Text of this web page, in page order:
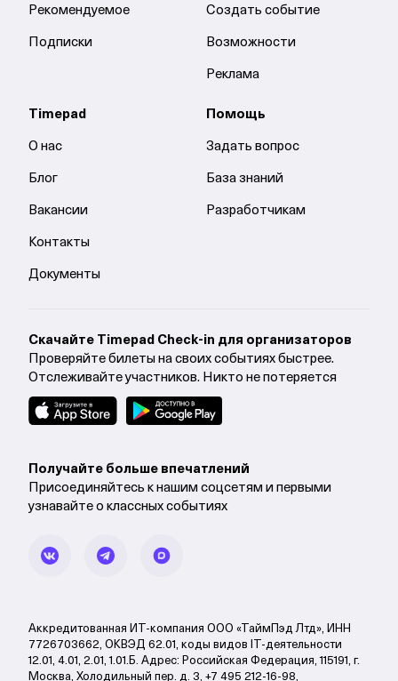
Рекомендуемое
Подписки
Создать событие
Возможности
Реклама
Timepad
О нас
Блог
Вакансии
Контакты
Документы
Помощь
Задать вопрос
База знаний
Разработчикам
Cкачайте Timepad Check-in для организаторов
Проверяйте билеты на своих событиях быстрее.
Отслеживайте участников. Никто не потеряется
Получайте больше впечатлений
Присоединяйтесь к нашим соцсетям и первыми
узнавайте о классных событиях
Аккредитованная ИТ-компания ООО «ТаймПэд Лтд», ИНН
7726703662, ОКВЭД 62.01, коды видов IT-деятельности
12.01, 4.01, 2.01, 1.01.Б. Адрес: Российская Федерация, 115191, г.
Москва, Холодильный пер. д. 3, +7 495 212-16-98,